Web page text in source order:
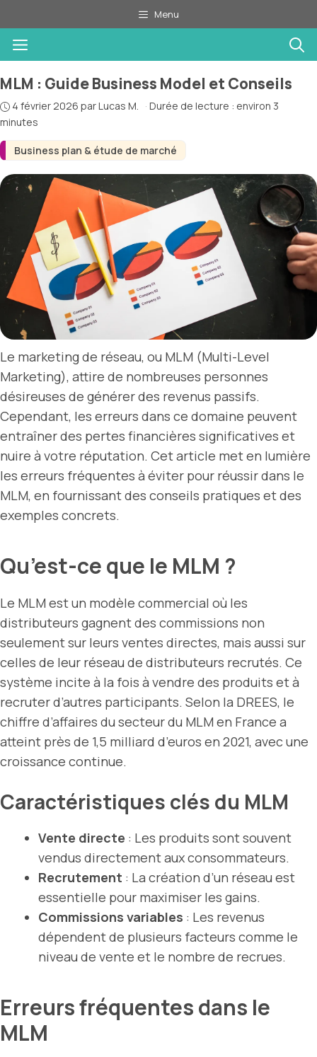
au
contenu
Menu
Menu
Business plan & étude de marché
MLM : Guide Business Model et Conseils
4 février 2026 parLucas M. · Durée de lecture : environ 3
minutes
Le marketing de réseau, ou MLM (Multi-Level
Marketing), attire de nombreuses personnes
désireuses de générer des revenus passifs.
Cependant, les erreurs dans ce domaine peuvent
entraîner des pertes financières significatives et
nuire à votre réputation. Cet article met en lumière
les erreurs fréquentes à éviter pour réussir dans le
MLM, en fournissant des conseils pratiques et des
exemples concrets.
Qu’est-ce que le MLM ?
Le MLM est un modèle commercial où les
distributeurs gagnent des commissions non
seulement sur leurs ventes directes, mais aussi sur
celles de leur réseau de distributeurs recrutés. Ce
système incite à la fois à vendre des produits et à
recruter d’autres participants. Selon la DREES, le
chiffre d’affaires du secteur du MLM en France a
atteint près de 1,5 milliard d’euros en 2021, avec une
croissance continue.
Caractéristiques clés du MLM
Vente directe : Les produits sont souvent
vendus directement aux consommateurs.
Recrutement : La création d’un réseau est
essentielle pour maximiser les gains.
Commissions variables : Les revenus
dépendent de plusieurs facteurs comme le
niveau de vente et le nombre de recrues.
Erreurs fréquentes dans le
MLM